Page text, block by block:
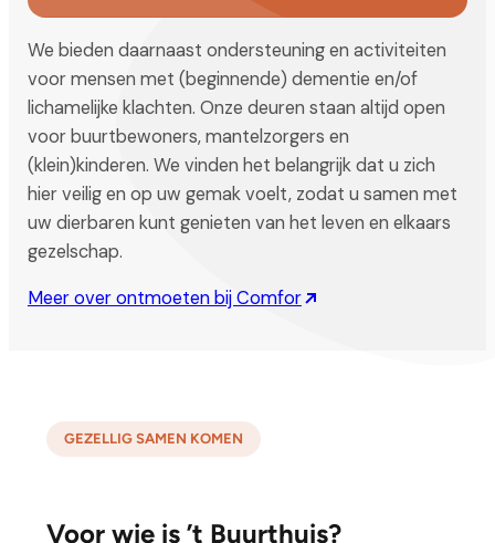
We bieden daarnaast ondersteuning en activiteiten
voor mensen met (beginnende) dementie en/of
lichamelijke klachten. Onze deuren staan altijd open
voor buurtbewoners, mantelzorgers en
(klein)kinderen. We vinden het belangrijk dat u zich
hier veilig en op uw gemak voelt, zodat u samen met
uw dierbaren kunt genieten van het leven en elkaars
gezelschap.
Meer over ontmoeten bij Comfor
GEZELLIG SAMEN KOMEN
Voor wie is ’t Buurthuis?